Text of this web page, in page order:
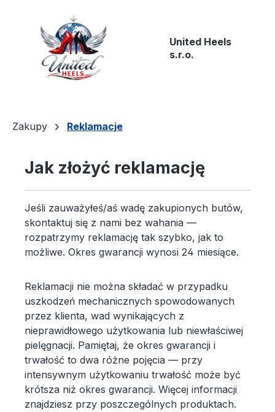
Przejdź do głównej zawartości
United Heels
s.r.o.
Zakupy Reklamacje
Jak złożyć reklamację
Jeśli zauważyłeś/aś wadę zakupionych butów,
skontaktuj się z nami bez wahania —
rozpatrzymy reklamację tak szybko, jak to
możliwe. Okres gwarancji wynosi 24 miesiące.
Reklamacji nie można składać w przypadku
uszkodzeń mechanicznych spowodowanych
przez klienta, wad wynikających z
nieprawidłowego użytkowania lub niewłaściwej
pielęgnacji. Pamiętaj, że okres gwarancji i
trwałość to dwa różne pojęcia — przy
intensywnym użytkowaniu trwałość może być
krótsza niż okres gwarancji. Więcej informacji
znajdziesz przy poszczególnych produktach.